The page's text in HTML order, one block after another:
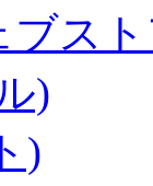
ブス
)
)